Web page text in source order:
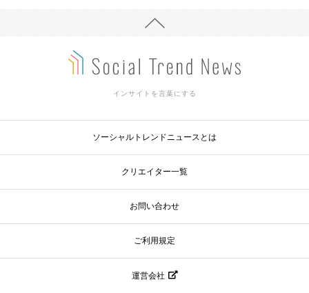
インサイトを言葉にする
ソーシャルトレンドニュースとは
クリエイター一覧
お問い合わせ
ご利用規定
運営会社